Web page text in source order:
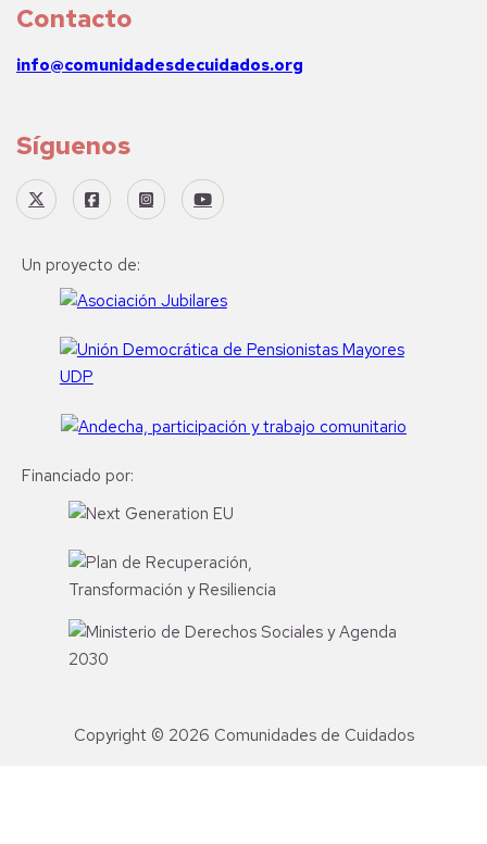
Contacto
info@comunidadesdecuidados.org
Síguenos
Un proyecto de:
Financiado por:
Copyright © 2026 Comunidades de Cuidados